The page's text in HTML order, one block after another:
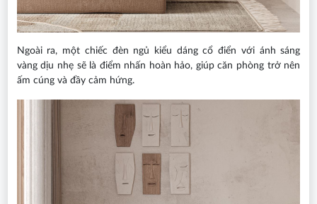
Ngoài ra, một chiếc đèn ngủ kiểu dáng cổ điển với ánh sáng
vàng dịu nhẹ sẽ là điểm nhấn hoàn hảo, giúp căn phòng trở nên
ấm cúng và đầy cảm hứng.